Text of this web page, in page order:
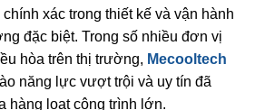
xác trong thiết kế và vận hành
đặc biệt. Trong số nhiều đơn vị
hòa trên thị trường, Mecooltech
năng lực vượt trội và uy tín đã
hàng loạt công trình lớn.